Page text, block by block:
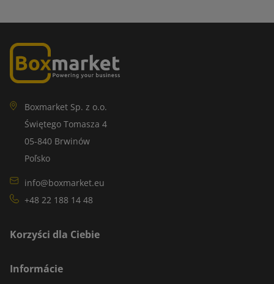
Boxmarket Sp. z o.o.
Świętego Tomasza 4
05-840 Brwinów
Poľsko
info@boxmarket.eu
+48 22 188 14 48
Korzyści dla Ciebie
Informácie